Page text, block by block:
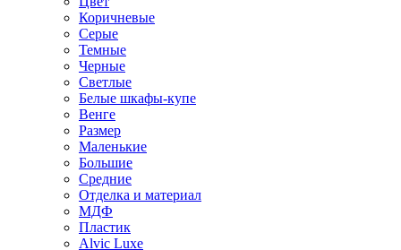
Коричневые
Серые
Темные
Черные
Светлые
Белые шкафы-купе
Венге
Размер
Маленькие
Большие
Средние
Отделка и материал
МДФ
Пластик
Alvic Luxe